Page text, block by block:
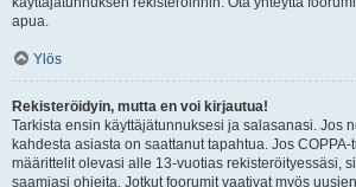
apua.
Ylös
Rekisteröidyin, mutta en voi kirjautua!
Tarkista ensin käyttäjätunnuksesi ja salasanasi. Jos
kahdesta asiasta on saattanut tapahtua. Jos
määrittelit olevasi alle 13-vuotias rekisteröityessäsi,
saamiasi ohjeita. Jotkut foorumit vaativat myös